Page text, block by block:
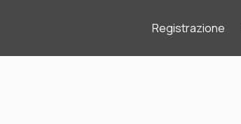
Registrazione